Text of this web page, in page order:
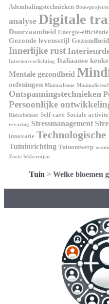
Ademhalingstechnieken
analyse Digitale
Duurzaamheid Energie-efficiëntie
Gezonde levensstijl Gezondheid
Innerlijke rust
Interieurverlichting Italiaanse
Mentale gezondheid
oefeningen Minimalisme
Ontspanningstechnieken
Persoonlijke
Risicobeheer Self-care Sociale
ervaring Stressmanagement
innovatie
Tuininrichting Tuinontwerp
Zoete lekkernijen
Tuin > Welke bloemen